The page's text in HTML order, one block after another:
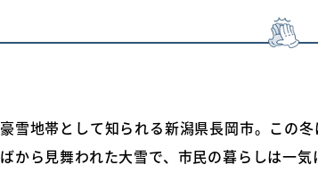
豪雪地帯として知られる新潟県長岡市。この
ばから見舞われた大雪で、市民の暮らしは一